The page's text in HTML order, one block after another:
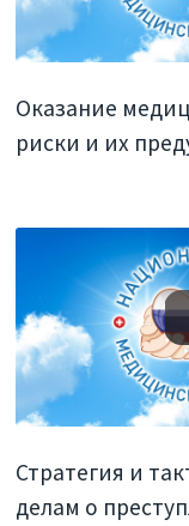
Оказание
риски и их
Стратегия и
делам о